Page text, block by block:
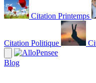
Citation Printemps
Citation Politique
Blog